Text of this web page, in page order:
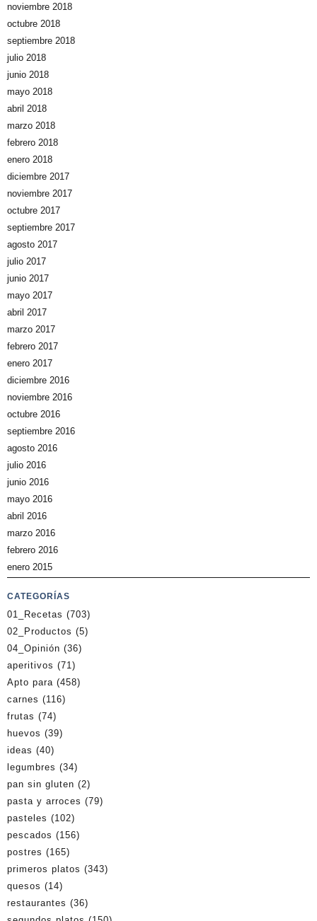
noviembre 2018
octubre 2018
septiembre 2018
julio 2018
junio 2018
mayo 2018
abril 2018
marzo 2018
febrero 2018
enero 2018
diciembre 2017
noviembre 2017
octubre 2017
septiembre 2017
agosto 2017
julio 2017
junio 2017
mayo 2017
abril 2017
marzo 2017
febrero 2017
enero 2017
diciembre 2016
noviembre 2016
octubre 2016
septiembre 2016
agosto 2016
julio 2016
junio 2016
mayo 2016
abril 2016
marzo 2016
febrero 2016
enero 2015
CATEGORÍAS
01_Recetas (703)
02_Productos (5)
04_Opinión (36)
aperitivos (71)
Apto para (458)
carnes (116)
frutas (74)
huevos (39)
ideas (40)
legumbres (34)
pan sin gluten (2)
pasta y arroces (79)
pasteles (102)
pescados (156)
postres (165)
primeros platos (343)
quesos (14)
restaurantes (36)